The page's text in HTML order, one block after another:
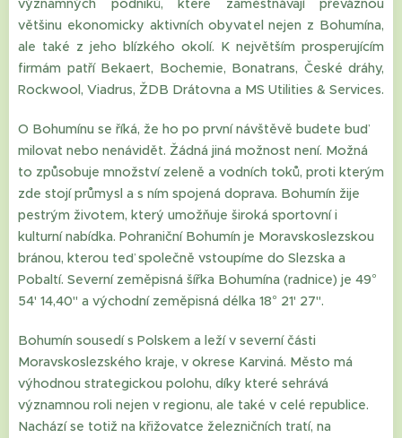
významných podniků, které zaměstnávají převážnou
většinu ekonomicky aktivních obyvatel nejen z Bohumína,
ale také z jeho blízkého okolí. K největším prosperujícím
firmám patří Bekaert, Bochemie, Bonatrans, České dráhy,
Rockwool, Viadrus, ŽDB Drátovna a MS Utilities & Services.
O Bohumínu se říká, že ho po první návštěvě budete buď
milovat nebo nenávidět. Žádná jiná možnost není. Možná
to způsobuje množství zeleně a vodních toků, proti kterým
zde stojí průmysl a s ním spojená doprava. Bohumín žije
pestrým životem, který umožňuje široká sportovní i
kulturní nabídka. Pohraniční Bohumín je Moravskoslezskou
bránou, kterou teď společně vstoupíme do Slezska a
Pobaltí. Severní zeměpisná šířka Bohumína (radnice) je 49°
54' 14,40" a východní zeměpisná délka 18° 21' 27".
Bohumín sousedí s Polskem a leží v severní části
Moravskoslezského kraje, v okrese Karviná. Město má
výhodnou strategickou polohu, díky které sehrává
významnou roli nejen v regionu, ale také v celé republice.
Nachází se totiž na křižovatce železničních tratí, na